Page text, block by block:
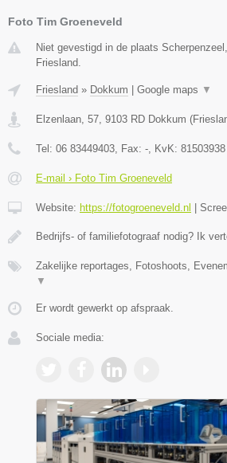
Foto Tim Groeneveld
Niet gevestigd in de plaats
Friesland.
Friesland » Dokkum Google maps ▼
Elzenlaan, 57, 9103 RD Dokkum (
Tel: 06 83449403, Fax: -, KvK: 81503938
E-mail › Foto Tim Groeneveld
Website: https://fotogroeneveld.nl
Bedrijfs- of familiefotograaf nodig? Ik
Zakelijke reportages, Fotoshoots,
▼
Er wordt gewerkt op afspraak.
Sociale media: